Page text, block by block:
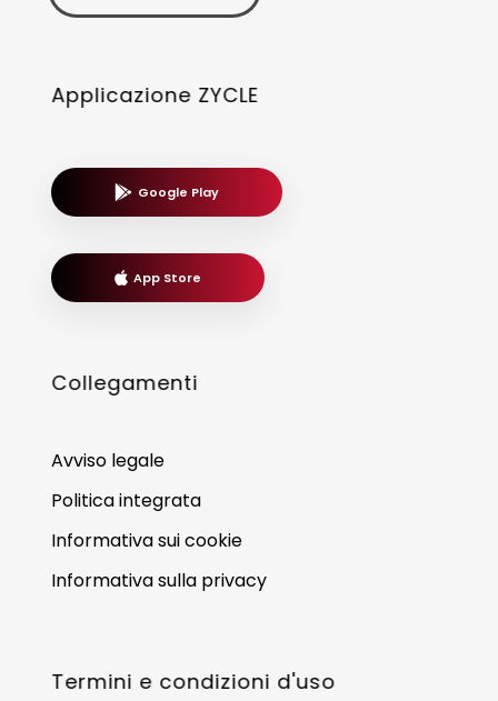
Applicazione ZYCLE
Google Play
App Store
Collegamenti
Avviso legale
Politica integrata
Informativa sui cookie
Informativa sulla privacy
Termini e condizioni d'uso